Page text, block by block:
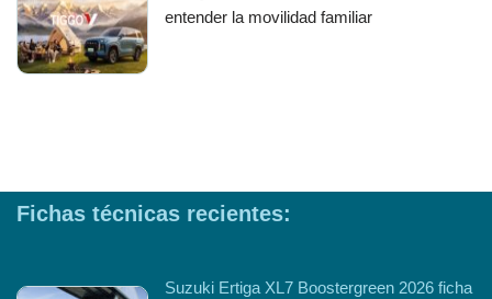
entender la movilidad familiar
Fichas técnicas recientes:
Suzuki Ertiga XL7 Boostergreen 2026 ficha